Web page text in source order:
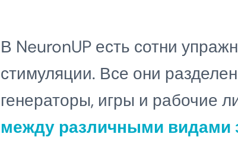
В NeuronUP есть сотни
стимуляции. Все они
генераторы, игры и рабочие
между различными видами